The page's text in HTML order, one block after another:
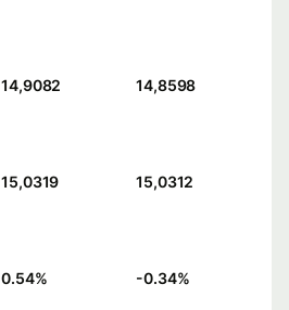
14,9082 14,8598
15,0319 15,0312
0.54% -0.34%